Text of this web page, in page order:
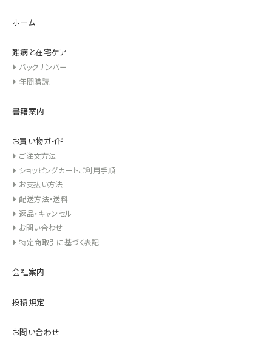
ホーム
難病と在宅ケア
バックナンバー
年間購読
書籍案内
お買い物ガイド
ご注文方法
ショッピングカートご利用手順
お支払い方法
配送方法・送料
返品・キャンセル
お問い合わせ
特定商取引に基づく表記
会社案内
投稿規定
お問い合わせ